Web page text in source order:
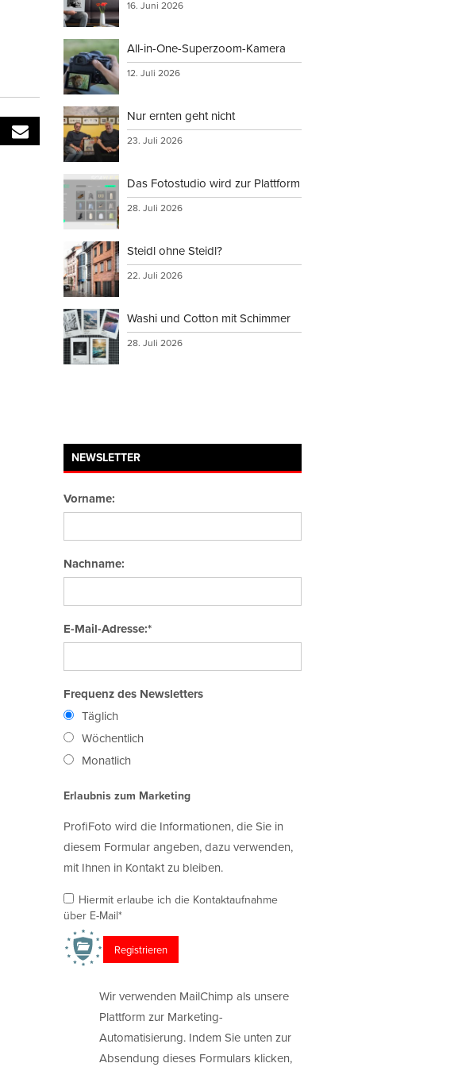
16. Juni 2026
All-in-One-Superzoom-Kamera
12. Juli 2026
Nur ernten geht nicht
23. Juli 2026
Das Fotostudio wird zur Plattform
28. Juli 2026
Steidl ohne Steidl?
22. Juli 2026
Washi und Cotton mit Schimmer
28. Juli 2026
NEWSLETTER
Vorname:
Nachname:
E-Mail-Adresse:*
Frequenz des Newsletters
Täglich
Wöchentlich
Monatlich
Erlaubnis zum Marketing
ProfiFoto wird die Informationen, die Sie in
diesem Formular angeben, dazu verwenden,
mit Ihnen in Kontakt zu bleiben.
Hiermit erlaube ich die Kontaktaufnahme
über E-Mail*
Wir verwenden MailChimp als unsere
Plattform zur Marketing-
Automatisierung. Indem Sie unten zur
Absendung dieses Formulars klicken,
angeben, dazu verwenden,
zur Marketing-
dieses Formulars
Informationen an
werden.